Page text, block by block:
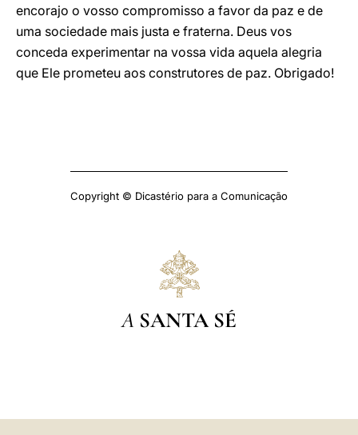
encorajo o vosso compromisso a favor da paz e de
uma sociedade mais justa e fraterna. Deus vos
conceda experimentar na vossa vida aquela alegria
que Ele prometeu aos construtores de paz. Obrigado!
Copyright © Dicastério para a Comunicação
A SANTA SÉ